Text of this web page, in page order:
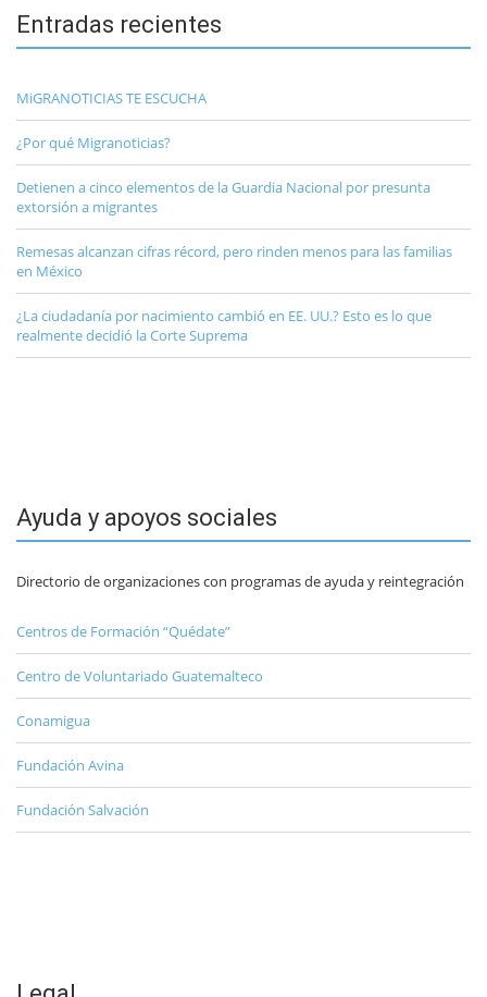
Entradas recientes
MiGRANOTICIAS TE ESCUCHA
¿Por qué Migranoticias?
Detienen a cinco elementos de la Guardia Nacional por presunta
extorsión a migrantes
Remesas alcanzan cifras récord, pero rinden menos para las familias
en México
¿La ciudadanía por nacimiento cambió en EE. UU.? Esto es lo que
realmente decidió la Corte Suprema
Ayuda y apoyos sociales
Directorio de organizaciones con programas de ayuda y reintegración
Centros de Formación “Quédate”
Centro de Voluntariado Guatemalteco
Conamigua
Fundación Avina
Fundación Salvación